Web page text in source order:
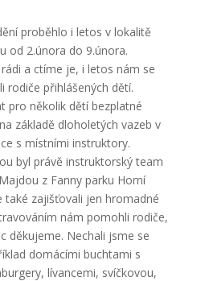
proběhlo i letos v lokalitě
od 2.února do 9.února.
a ctíme je, i letos nám se
rodiče přihlášených dětí.
pro několik dětí bezplatné
základě dloholetých vazeb v
s místními instruktory.
byl právě instruktorský team
z Fanny parku Horní
také zajišťovali jen hromadné
nám pomohli rodiče,
děkujeme. Nechali jsme se
domácími buchtami s
lívancemi, svíčkovou,